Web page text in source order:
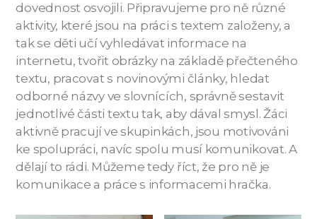
dovednost osvojili. Připravujeme pro ně různé
aktivity, které jsou na práci s textem založeny, a
tak se děti učí vyhledávat informace na
internetu, tvořit obrázky na základě přečteného
textu, pracovat s novinovými články, hledat
odborné názvy ve slovnících, správně sestavit
jednotlivé části textu tak, aby dával smysl. Žáci
aktivně pracují ve skupinkách, jsou motivováni
ke spolupráci, navíc spolu musí komunikovat. A
dělají to rádi. Můžeme tedy říct, že pro ně je
komunikace a práce s informacemi hračka.